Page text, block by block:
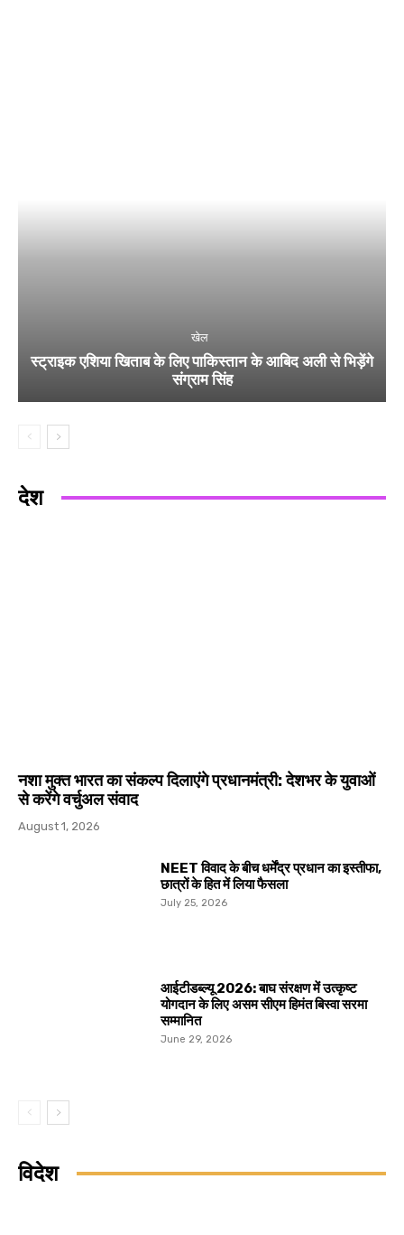
खेल
स्ट्राइक एशिया खिताब के लिए पाकिस्तान के आबिद अली से भिड़ेंगे
संग्राम सिंह
देश
नशा मुक्त भारत का संकल्प दिलाएंगे प्रधानमंत्री: देशभर के युवाओं
से करेंगे वर्चुअल संवाद
August 1, 2026
NEET विवाद के बीच धर्मेंद्र प्रधान का इस्तीफा,
छात्रों के हित में लिया फैसला
July 25, 2026
आईटीडब्ल्यू 2026: बाघ संरक्षण में उत्कृष्ट
योगदान के लिए असम सीएम हिमंत बिस्वा सरमा
सम्मानित
June 29, 2026
विदेश